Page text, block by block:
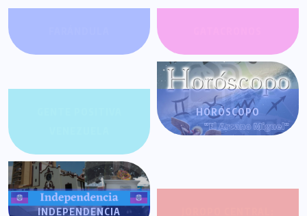
HORÓSCOPO
INDEPENDENCIA